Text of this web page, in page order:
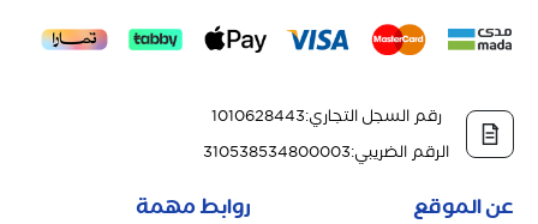
رقم السجل التجاري:
1010628443
الرقم الضريبي:
310538534800003
عن الموقع روابط مهمة